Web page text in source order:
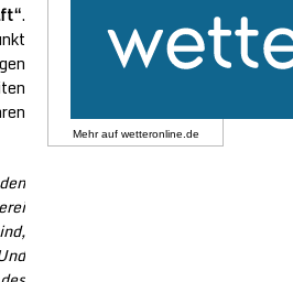
.
Mehr auf wetteronline.de